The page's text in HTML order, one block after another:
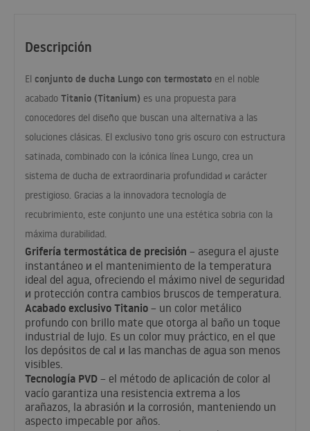
Descripción
El conjunto de ducha Lungo con termostato en el noble
acabado Titanio (Titanium) es una propuesta para
conocedores del diseño que buscan una alternativa a las
soluciones clásicas. El exclusivo tono gris oscuro con estructura
satinada, combinado con la icónica línea Lungo, crea un
sistema de ducha de extraordinaria profundidad и carácter
prestigioso. Gracias a la innovadora tecnología de
recubrimiento, este conjunto une una estética sobria con la
máxima durabilidad.
Grifería termostática de precisión – asegura el ajuste
instantáneo и el mantenimiento de la temperatura
ideal del agua, ofreciendo el máximo nivel de seguridad
и protección contra cambios bruscos de temperatura.
Acabado exclusivo Titanio – un color metálico
profundo con brillo mate que otorga al baño un toque
industrial de lujo. Es un color muy práctico, en el que
los depósitos de cal и las manchas de agua son menos
visibles.
Tecnología PVD – el método de aplicación de color al
vacío garantiza una resistencia extrema a los
arañazos, la abrasión и la corrosión, manteniendo un
aspecto impecable por años.